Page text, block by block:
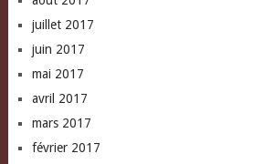
juillet 2017
juin 2017
mai 2017
avril 2017
mars 2017
février 2017